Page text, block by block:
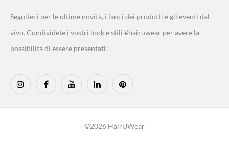
Seguiteci per le ultime novità, i lanci dei prodotti e gli eventi dal
vivo. Condividete i vostri look e stili #hairuwear per avere la
possibilità di essere presentati!
©2026 HairUWear